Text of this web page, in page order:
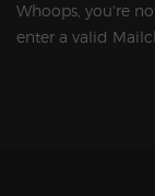
Whoops, you're
enter a valid